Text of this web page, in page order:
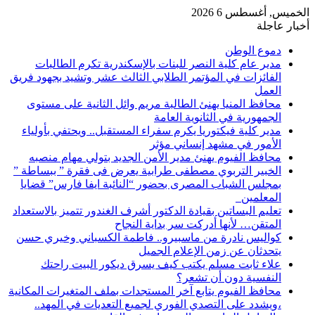
الخميس, أغسطس 6 2026
أخبار عاجلة
دموع الوطن
مدير عام كلية النصر للبنات بالإسكندرية تكرم الطالبات
الفائزات في المؤتمر الطلابي الثالث عشر وتشيد بجهود فريق
العمل
محافظ المنيا يهنئ الطالبة مريم وائل الثانية على مستوى
الجمهورية في الثانوية العامة
مدير كلية فيكتوريا يكرم سفراء المستقبل.. ويحتفي بأولياء
الأمور في مشهد إنساني مؤثر
محافظ الفيوم يهنئ مدير الأمن الجديد بتولي مهام منصبه
الخبير التربوي مصطفى طرابية يعرض فى فقرة ” ببساطة ”
بمجلس الشباب المصرى بحضور “النائبة ايفا فارس” قضايا
المعلمين
تعليم البساتين بقيادة الدكتور أشرف الغندور تتميز بالاستعداد
المتقن… لأنها أدركت سر بداية النجاح
كواليس نادرة من ماسبيرو.. فاطمة الكسباني وخيري حسن
يتحدثان عن زمن الإعلام الجميل
علاء ثابت مسلم يكتب كيف يسرق ديكور البيت راحتك
النفسية دون أن تشعر؟
محافظ الفيوم يتابع آخر المستجدات بملف المتغيرات المكانية
،ويشدد على التصدي الفوري لجميع التعديات في المهد..